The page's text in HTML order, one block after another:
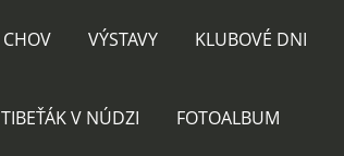
CHOV VÝSTAVY KLUBOVÉ DNI
TIBEŤÁK V NÚDZI FOTOALBUM